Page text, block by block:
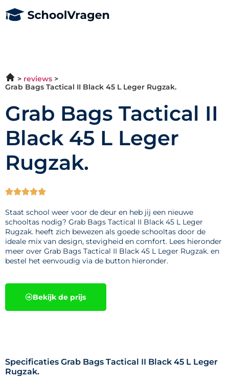
reviews
Grab Bags Tactical II Black 45 L Leger Rugzak.
Grab Bags Tactical II
Black 45 L Leger
Rugzak.

Staat school weer voor de deur en heb jij een nieuwe
schooltas nodig? Grab Bags Tactical II Black 45 L Leger
Rugzak. heeft zich bewezen als goede schooltas door de
ideale mix van design, stevigheid en comfort. Lees hieronder
meer over Grab Bags Tactical II Black 45 L Leger Rugzak. en
bestel het eenvoudig via de button hieronder.
Bekijk de prijs
Specificaties Grab Bags Tactical II Black 45 L Leger
Rugzak.